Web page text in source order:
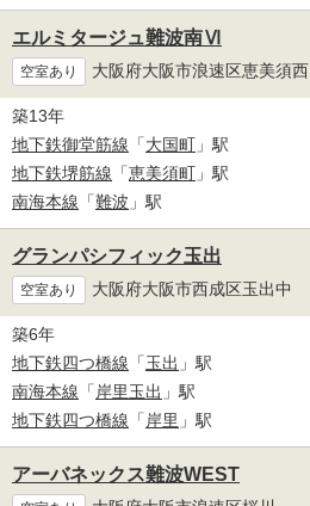
エルミタージュ難波南Ⅵ
空室あり 大阪府大阪市浪速区恵美須西
築13年
地下鉄御堂筋線 「大国町 」駅
地下鉄堺筋線 「恵美須町 」駅
南海本線 「難波 」駅
グランパシフィック玉出
空室あり 大阪府大阪市西成区玉出中
築6年
地下鉄四つ橋線 「玉出 」駅
南海本線 「岸里玉出 」駅
地下鉄四つ橋線 「岸里 」駅
アーバネックス難波WEST